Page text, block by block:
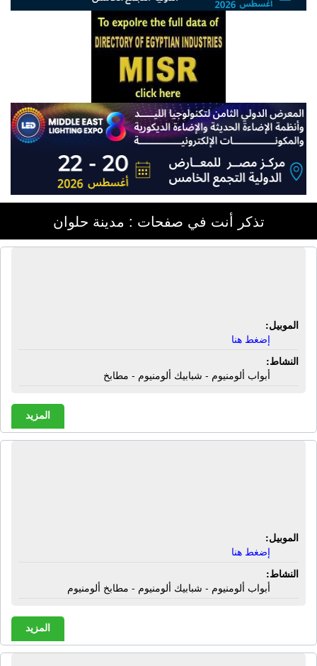
تذكر أنت في صفحات : مدينة حلوان
الموبيل:
إضغط هنا
النشاط:
أبواب ألومنيوم - شبابيك ألومنيوم - مطابخ
المزيد
الموبيل:
إضغط هنا
النشاط:
أبواب ألومنيوم - شبابيك ألومنيوم - مطابخ ألومنيوم
المزيد